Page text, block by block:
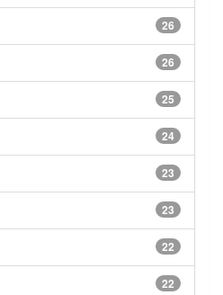
26
26
25
24
23
23
22
22